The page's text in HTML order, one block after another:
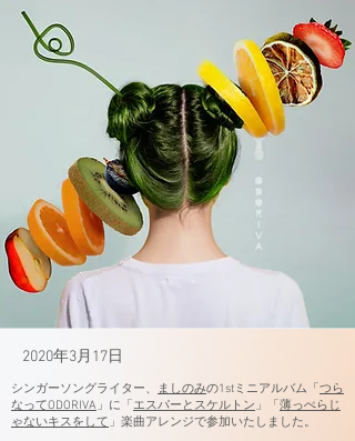
2020年3月17日
シンガーソングライター、 ましのみの1stミニアルバム「 つら
なってODORIVA」に「 エスパーとスケルトン」「 薄っぺらじ
ゃないキスをして」楽曲アレンジで参加いたしました。